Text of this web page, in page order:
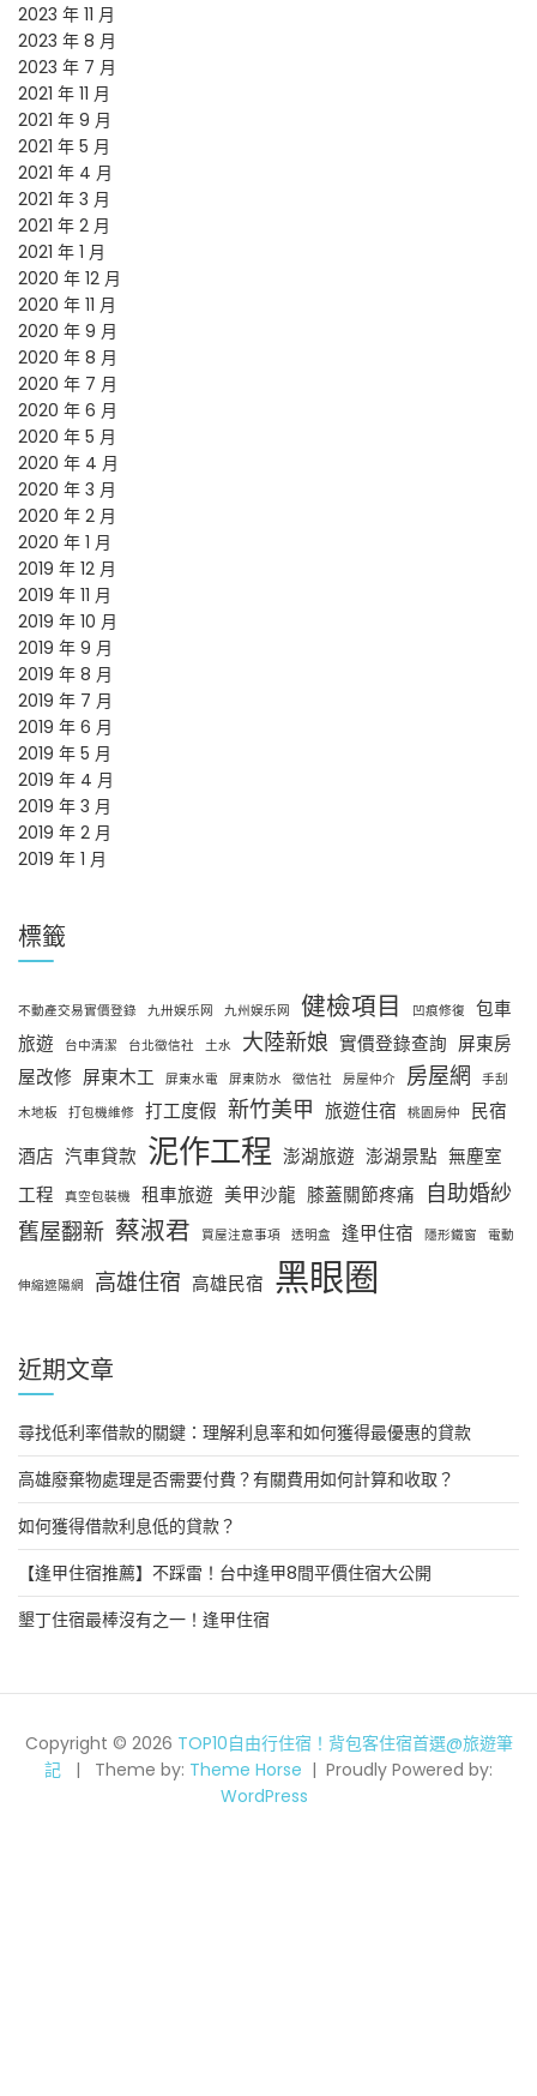
2023 年 11 月
2023 年 8 月
2023 年 7 月
2021 年 11 月
2021 年 9 月
2021 年 5 月
2021 年 4 月
2021 年 3 月
2021 年 2 月
2021 年 1 月
2020 年 12 月
2020 年 11 月
2020 年 9 月
2020 年 8 月
2020 年 7 月
2020 年 6 月
2020 年 5 月
2020 年 4 月
2020 年 3 月
2020 年 2 月
2020 年 1 月
2019 年 12 月
2019 年 11 月
2019 年 10 月
2019 年 9 月
2019 年 8 月
2019 年 7 月
2019 年 6 月
2019 年 5 月
2019 年 4 月
2019 年 3 月
2019 年 2 月
2019 年 1 月
標籤
不動產交易實價登錄 九卅娱乐网 九州娱乐网 健檢項目 凹痕修復
包車
旅遊
台中清潔 台北徵信社 土水 大陸新娘 實價登錄查詢 屏東房
屋改修 屏東木工 屏東水電 屏東防水 徵信社 房屋仲介 房屋網
手刮
木地板
打包機維修 打工度假 新竹美甲 旅遊住宿 桃園房仲
民宿
酒店 汽車貸款 泥作工程 澎湖旅遊 澎湖景點 無塵室
工程
真空包裝機 租車旅遊 美甲沙龍 膝蓋關節疼痛
自助婚紗
舊屋翻新 蔡淑君 買屋注意事項 透明盒 逢甲住宿 隱形鐵窗 電動
伸縮遮陽網 高雄住宿 高雄民宿 黑眼圈
近期文章
尋找低利率借款的關鍵：理解利息率和如何獲得最優惠的貸款
高雄廢棄物處理是否需要付費？有關費用如何計算和收取？
如何獲得借款利息低的貸款？
【逢甲住宿推薦】不踩雷！台中逢甲8間平價住宿大公開
墾丁住宿最棒沒有之一！逢甲住宿
Copyright © 2026 TOP10自由行住宿！背包客住宿首選@旅遊筆
記
Theme by: Theme Horse
Proudly Powered by:
WordPress